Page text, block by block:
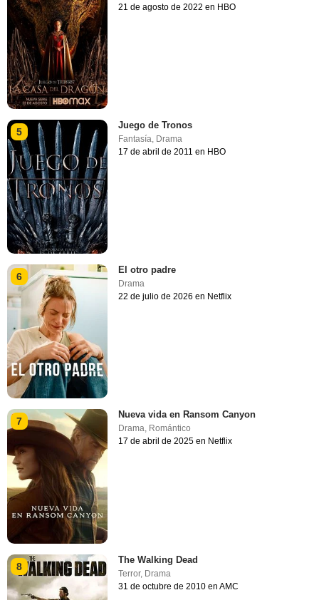
21 de agosto de 2022 en HBO
5
Juego de Tronos
Fantasía, Drama
17 de abril de 2011 en HBO
6
El otro padre
Drama
22 de julio de 2026 en Netflix
7
Nueva vida en Ransom Canyon
Drama, Romántico
17 de abril de 2025 en Netflix
8
The Walking Dead
Terror, Drama
31 de octubre de 2010 en AMC